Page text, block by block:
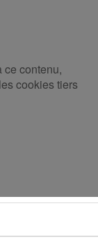
ce contenu,
cookies tiers